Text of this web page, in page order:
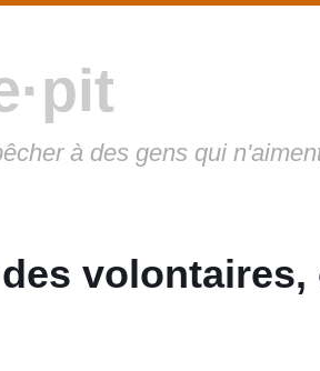
à des gens qui
volontaires,